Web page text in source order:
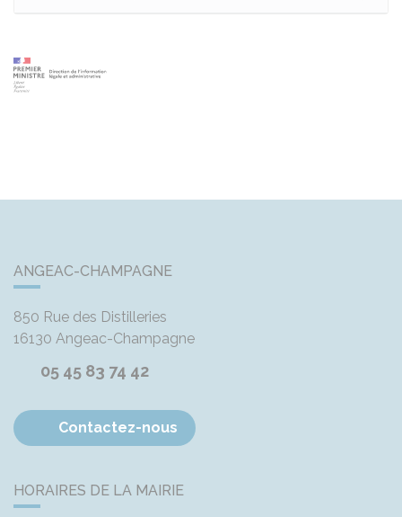
ANGEAC-CHAMPAGNE
850 Rue des Distilleries
16130 Angeac-Champagne
05 45 83 74 42
Contactez-nous
HORAIRES DE LA MAIRIE